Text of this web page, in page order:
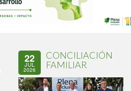
22
JUL
2026
CONCILIACIÓN
FAMILIAR